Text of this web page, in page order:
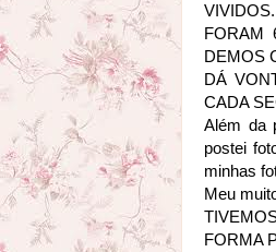
VIVIDOS.
FORAM
DEMOS
DÁ
CADA
Além da
postei
minhas
Meu
FORMA